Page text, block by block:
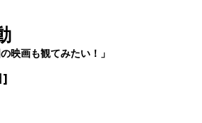
映画も観てみたい！」
]